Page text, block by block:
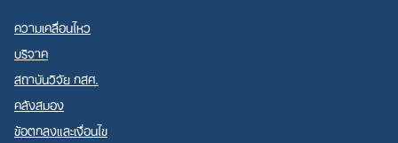
ความเคลื่อนไหว
บริจาค
สถาบันวิจัย กสศ.
คลังสมอง
ข้อตกลงและเงื่อนไข